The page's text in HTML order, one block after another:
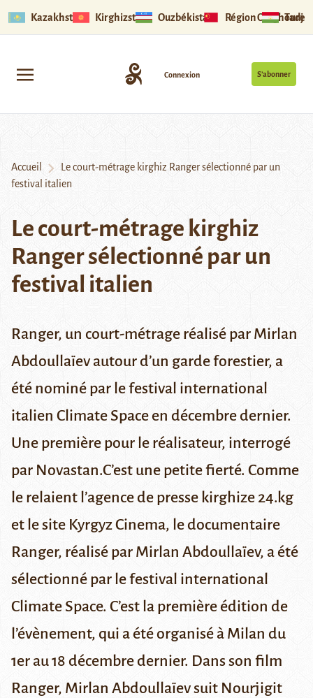
Kazakhstan Kirghizstan Ouzbékistan Région Ouïghoure
S’abonner
Connexion
Accueil
Le court-métrage kirghiz Ranger sélectionné par un
festival italien
Le court-métrage kirghiz
Ranger sélectionné par un
festival italien
Ranger, un court-métrage réalisé par Mirlan
Abdoullaïev autour d’un garde forestier, a
été nominé par le festival international
italien Climate Space en décembre dernier.
Une première pour le réalisateur, interrogé
par Novastan.C’est une petite fierté. Comme
le relaient l’agence de presse kirghize 24.kg
et le site Kyrgyz Cinema, le documentaire
Ranger, réalisé par Mirlan Abdoullaïev, a été
sélectionné par le festival international
Climate Space. C’est la première édition de
l’évènement, qui a été organisé à Milan du
1er au 18 décembre dernier. Dans son film
Ranger, Mirlan Abdoullaïev suit Nourjigit